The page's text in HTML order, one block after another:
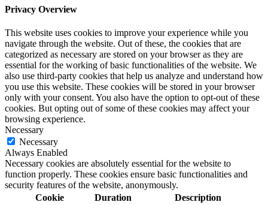
Privacy Overview
This website uses cookies to improve your experience while you
navigate through the website. Out of these, the cookies that are
categorized as necessary are stored on your browser as they are
essential for the working of basic functionalities of the website. We
also use third-party cookies that help us analyze and understand how
you use this website. These cookies will be stored in your browser
only with your consent. You also have the option to opt-out of these
cookies. But opting out of some of these cookies may affect your
browsing experience.
Necessary
Necessary
Always Enabled
Necessary cookies are absolutely essential for the website to
function properly. These cookies ensure basic functionalities and
security features of the website, anonymously.
Cookie
Duration Description